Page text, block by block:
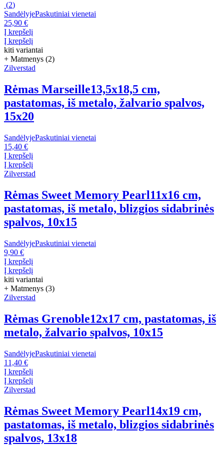
(2)
SandėlyjePaskutiniai vienetai
25,90 €
Į krepšelį
Į krepšelį
kiti variantai
+ Matmenys (2)
Zilverstad
Rėmas Marseille13,5x18,5 cm,
pastatomas, iš metalo, žalvario spalvos,
15x20
SandėlyjePaskutiniai vienetai
15,40 €
Į krepšelį
Į krepšelį
Zilverstad
Rėmas Sweet Memory Pearl11x16 cm,
pastatomas, iš metalo, blizgios sidabrinės
spalvos, 10x15
SandėlyjePaskutiniai vienetai
9,90 €
Į krepšelį
Į krepšelį
kiti variantai
+ Matmenys (3)
Zilverstad
Rėmas Grenoble12x17 cm, pastatomas, iš
metalo, žalvario spalvos, 10x15
SandėlyjePaskutiniai vienetai
11,40 €
Į krepšelį
Į krepšelį
Zilverstad
Rėmas Sweet Memory Pearl14x19 cm,
pastatomas, iš metalo, blizgios sidabrinės
spalvos, 13x18